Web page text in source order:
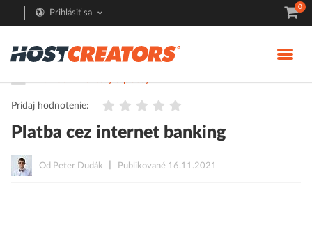
Prihlásiť sa
0
Pridaj hodnotenie:
Platba cez internet banking
Od Peter Dudák Publikované 16.11.2021